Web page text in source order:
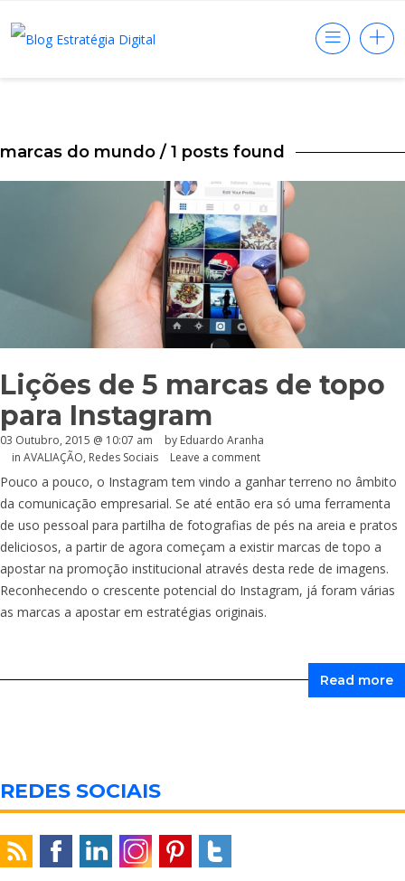
marcas do mundo / 1 posts found
Lições de 5 marcas de topo
para Instagram
03 Outubro, 2015 @ 10:07 am by Eduardo Aranha
in AVALIAÇÃO, Redes Sociais Leave a comment
Pouco a pouco, o Instagram tem vindo a ganhar terreno no âmbito
da comunicação empresarial. Se até então era só uma ferramenta
de uso pessoal para partilha de fotografias de pés na areia e pratos
deliciosos, a partir de agora começam a existir marcas de topo a
apostar na promoção institucional através desta rede de imagens.
Reconhecendo o crescente potencial do Instagram, já foram várias
as marcas a apostar em estratégias originais.
Read more
REDES SOCIAIS